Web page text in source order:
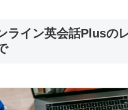
ライン英会話Plusの